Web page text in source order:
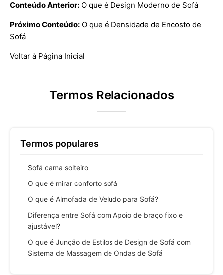
Conteúdo Anterior: O que é Design Moderno de Sofá
Próximo Conteúdo: O que é Densidade de Encosto de
Sofá
Voltar à Página Inicial
Termos Relacionados
Termos populares
Sofá cama solteiro
O que é mirar conforto sofá
O que é Almofada de Veludo para Sofá?
Diferença entre Sofá com Apoio de braço fixo e
ajustável?
O que é Junção de Estilos de Design de Sofá com
Sistema de Massagem de Ondas de Sofá